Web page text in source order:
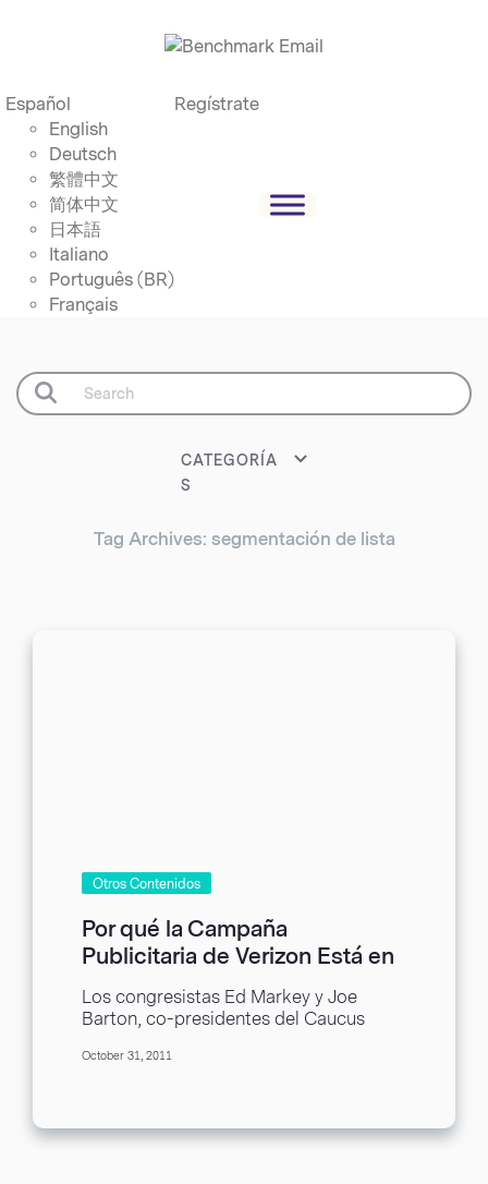
Español
English
Deutsch
繁體中文
简体中文
日本語
Italiano
Português (BR)
Français
Regístrate
CATEGORÍA
S
Tag Archives: segmentación de lista
Otros Contenidos
Por qué la Campaña
Publicitaria de Verizon Está en
la Mira del Congreso
Los congresistas Ed Markey y Joe
Barton, co-presidentes del Caucus
favoritismo cuando se trata de...
October 31, 2011